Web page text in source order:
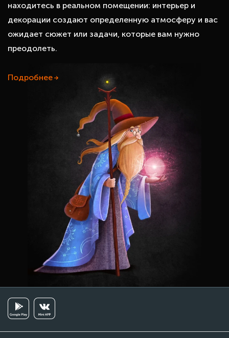
находитесь в реальном помещении: интерьер и
декорации создают определенную атмосферу и вас
ожидает сюжет или задачи, которые вам нужно
преодолеть.
Подробнее